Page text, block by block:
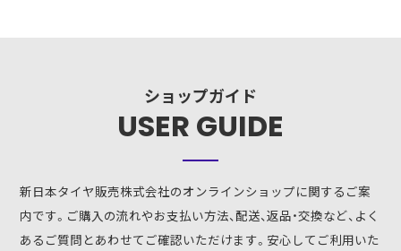
ショップガイド
USER GUIDE
新日本タイヤ販売株式会社のオンラインショップに関するご案
内です。ご購入の流れやお支払い方法、配送、返品・交換など、よく
あるご質問とあわせてご確認いただけます。安心してご利用いた